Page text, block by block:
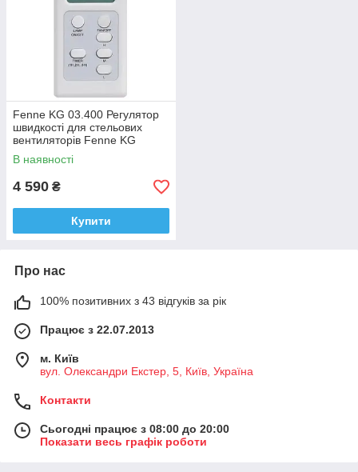
Fenne KG 03.400 Регулятор
швидкості для стельових
вентиляторів Fenne KG
03.210; 03.211
В наявності
4 590 ₴
Купити
Про нас
100% позитивних з 43 відгуків за рік
Працює з 22.07.2013
м. Київ
вул. Олександри Екстер, 5, Київ, Україна
Контакти
Сьогодні працює з 08:00 до 20:00
Показати весь графік роботи